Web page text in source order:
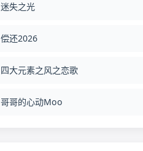
迷失之光
偿还2026
四大元素之风之恋歌
哥哥的心动Moo